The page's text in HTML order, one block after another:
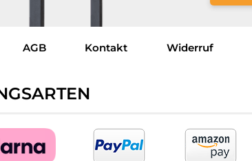
AGB Kontakt Widerruf